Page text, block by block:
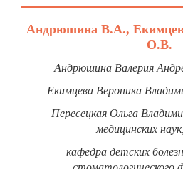
Андрюшина В.А.,
О.В.
Андрюшина Валерия
Екимцева Вероника
Пересецкая Ольга
медицинских
кафедра детских